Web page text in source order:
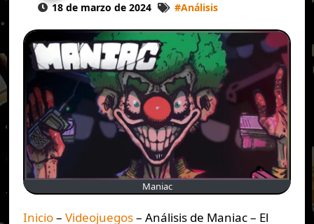
18 de marzo de 2024
#Análisis
Maniac
Inicio– Videojuegos– Análisis de Maniac – El